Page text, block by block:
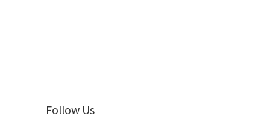
Follow Us